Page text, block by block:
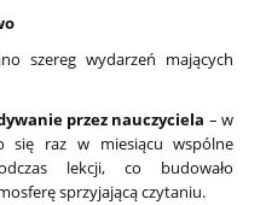
szereg wydarzeń mających
przez nauczyciela – w
się raz w miesiącu wspólne
lekcji, co budowało
sprzyjającą czytaniu.